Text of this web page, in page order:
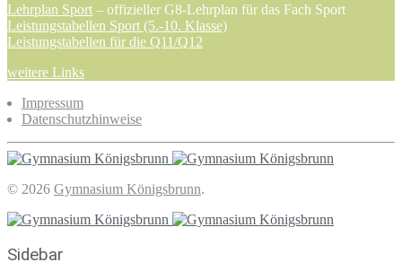
Lehrplan Sport – offizieller G8-Lehrplan für das Fach Sport
Leistungstabellen Sport (5.-10. Klasse)
Leistungstabellen für die Q11/Q12
weitere Links
Impressum
Datenschutzhinweise
© 2026 Gymnasium Königsbrunn.
Sidebar